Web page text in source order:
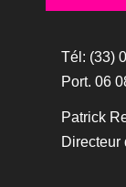
Tél: (33)
Port. 06
Patrick
Directeur